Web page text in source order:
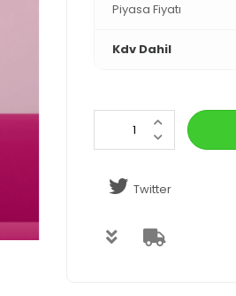
Piyasa Fiyatı
Kdv Dahil
Twitter